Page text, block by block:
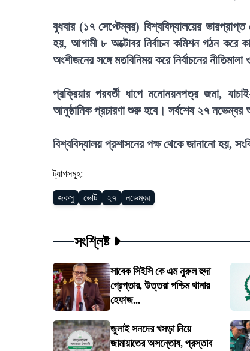
বুধবার (১৭ সেপ্টেম্বর) বিশ্ববিদ্যালয়ের
হয়, আগামী ৮ অক্টোবর নির্বাচন কমিশন গঠন করে
অংশীজনের সঙ্গে মতবিনিময় করে নির্বাচনের
প্রক্রিয়ার পরবর্তী ধাপে মনোনয়নপত্র জমা,
আনুষ্ঠানিক প্রচারণা শুরু হবে। সর্বশেষ ২৭
বিশ্ববিদ্যালয় প্রশাসনের পক্ষ থেকে জানানো হয়,
ট্যাগসমূহ:
জকসু ভোট ২৭ নভেম্বর
সংশ্লিষ্ট
সাবেক সিইসি কে এম নুরুল হুদা
গ্রেপ্তার, উত্তরা পশ্চিম থানার
হেফাজ...
জুলাই সনদের খসড়া নিয়ে
জামায়াতের অসন্তোষ, প্রস্তাব